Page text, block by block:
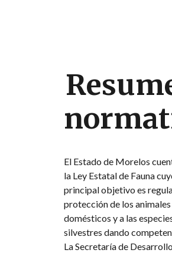
El Estado de Morelos
la Ley Estatal de Fauna
principal objetivo es
protección de los animales
domésticos y a las
silvestres dando
La Secretaría de Desarrollo